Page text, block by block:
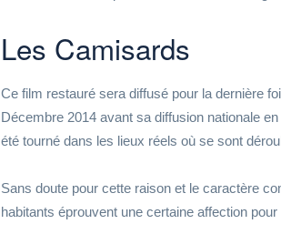
Les Camisards
Ce film restauré sera diffusé pour la dernière
Décembre 2014 avant sa diffusion nationale
été tourné dans les lieux réels où se sont
Sans doute pour cette raison et le caractère
habitants éprouvent une certaine affection pour